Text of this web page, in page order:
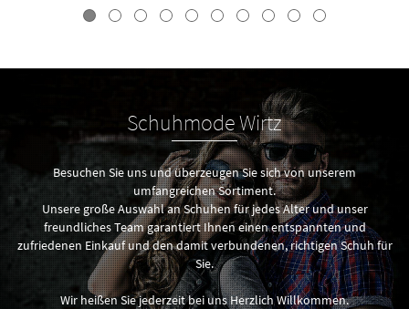
Schuhmode Wirtz
Besuchen Sie uns und überzeugen Sie sich von unserem
umfangreichen Sortiment.
Unsere große Auswahl an Schuhen für jedes Alter und unser
freundliches Team garantiert Ihnen einen entspannten und
zufriedenen Einkauf und den damit verbundenen, richtigen Schuh für
Sie.
Wir heißen Sie jederzeit bei uns Herzlich Willkommen.